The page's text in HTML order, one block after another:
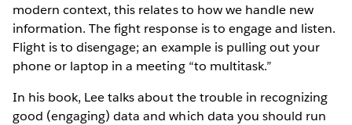
modern context, this relates to how we handle new
information. The fight response is to engage and listen.
Flight is to disengage; an example is pulling out your
phone or laptop in a meeting “to multitask.”
In his book, Lee talks about the trouble in recognizing
good (engaging) data and which data you should run